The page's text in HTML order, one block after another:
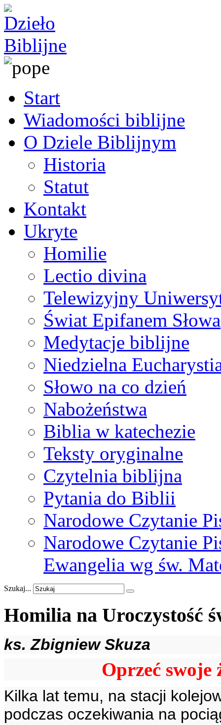
Start
Wiadomości biblijne
O Dziele Biblijnym
Historia
Statut
Kontakt
Ukryte
Homilie
Lectio divina
Telewizyjny
Świat Epifanem Słowa
Medytacje biblijne
Niedzielna
Słowo na co dzień
Nabożeństwa
Biblia w katechezie
Teksty oryginalne
Czytelnia biblijna
Pytania do Biblii
Narodowe Czytanie
Narodowe Czytanie
Ewangelia wg św.
Szukaj...
Homilia na Uroczystość
ks. Zbigniew Skuza
Oprzeć swoje
Kilka lat temu, na stacji
podczas oczekiwania na